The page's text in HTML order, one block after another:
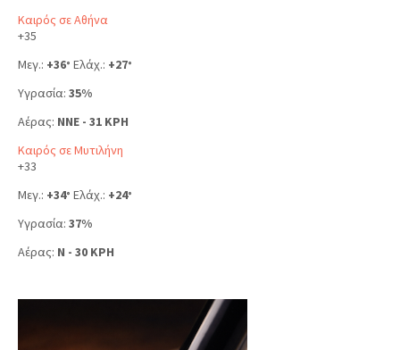
Καιρός σε Αθήνα
+35
Μεγ.: +36° Ελάχ.: +27°
Υγρασία: 35%
Αέρας: NNE - 31 KPH
Καιρός σε Μυτιλήνη
+33
Μεγ.: +34° Ελάχ.: +24°
Υγρασία: 37%
Αέρας: N - 30 KPH